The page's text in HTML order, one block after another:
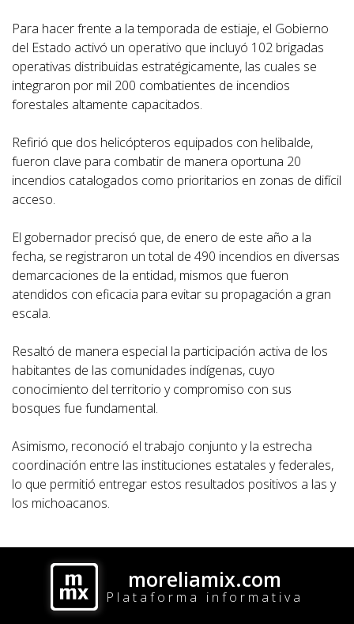
Para hacer frente a la temporada de estiaje, el Gobierno
del Estado activó un operativo que incluyó 102 brigadas
operativas distribuidas estratégicamente, las cuales se
integraron por mil 200 combatientes de incendios
forestales altamente capacitados.
Refirió que dos helicópteros equipados con helibalde,
fueron clave para combatir de manera oportuna 20
incendios catalogados como prioritarios en zonas de difícil
acceso.
El gobernador precisó que, de enero de este año a la
fecha, se registraron un total de 490 incendios en diversas
demarcaciones de la entidad, mismos que fueron
atendidos con eficacia para evitar su propagación a gran
escala.
Resaltó de manera especial la participación activa de los
habitantes de las comunidades indígenas, cuyo
conocimiento del territorio y compromiso con sus
bosques fue fundamental.
Asimismo, reconoció el trabajo conjunto y la estrecha
coordinación entre las instituciones estatales y federales,
lo que permitió entregar estos resultados positivos a las y
los michoacanos.
moreliamix.com
Plataforma informativa